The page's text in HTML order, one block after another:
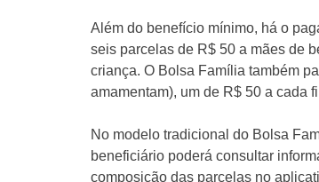
Além do benefício mínimo, há o
seis parcelas de R$ 50 a mães de
criança. O Bolsa Família também
amamentam), um de R$ 50 a cada
No modelo tradicional do Bolsa
beneficiário poderá consultar
composição das parcelas no